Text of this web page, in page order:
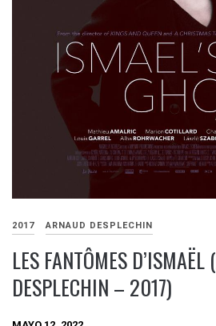
2017 ARNAUD DESPLECHIN
LES FANTÔMES D’ISMAËL
DESPLECHIN – 2017)